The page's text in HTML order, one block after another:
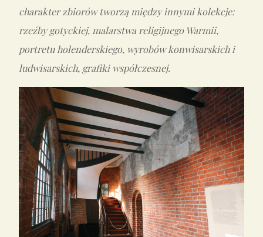
charakter zbiorów tworzą między innymi kolekcje:
rzeźby gotyckiej, malarstwa religijnego Warmii,
portretu holenderskiego, wyrobów konwisarskich i
ludwisarskich, grafiki współczesnej.